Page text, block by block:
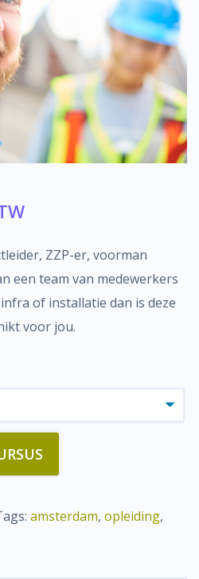
ZZP-er, voorman
een team van medewerkers
of installatie dan is deze
voor jou.
amsterdam, opleiding,